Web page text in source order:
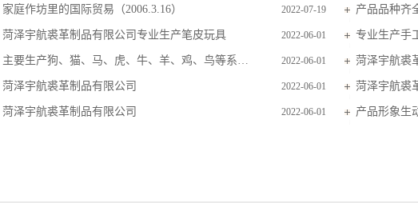
2022-07-19
家庭作坊里的国际贸易（2006.3.16） 产品品种齐
2022-06-01
菏泽宇航裘革制品有限公司专业生产笔皮玩具 专业生产手
2022-06-01
主要生产狗、猫、马、虎、牛、羊、鸡、鸟等系列毛皮玩具 菏泽宇航裘
2022-06-01
菏泽宇航裘革制品有限公司 菏泽宇航裘
2022-06-01
菏泽宇航裘革制品有限公司 产品形象生